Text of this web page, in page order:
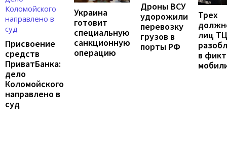
Присвоение
средств
ПриватБанка:
дело
Коломойского
направлено в
суд
Украина
готовит
специальную
санкционную
операцию
Дроны ВСУ
удорожили
перевозку
грузов в
порты РФ
Трех
лиц
в